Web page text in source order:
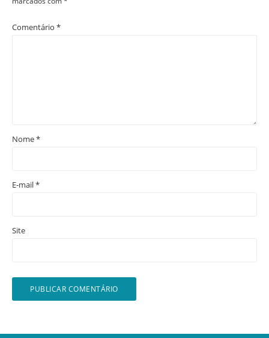
Comentário *
Nome*
E-mail*
Site